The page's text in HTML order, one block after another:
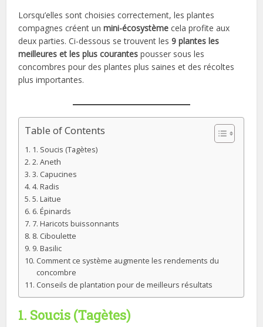
Lorsqu’elles sont choisies correctement, les plantes
compagnes créent unmini-écosystème cela profite aux
deux parties. Ci-dessous se trouvent les9 plantes les
meilleures et les plus courantes pousser sous les
concombres pour des plantes plus saines et des récoltes
plus importantes.
Table of Contents
1. Soucis (Tagètes)
2. Aneth
3. Capucines
4. Radis
5. Laitue
6. Épinards
7. Haricots buissonnants
8. Ciboulette
9. Basilic
Comment ce système augmente les rendements du
concombre
Conseils de plantation pour de meilleurs résultats
1. Soucis (Tagètes)